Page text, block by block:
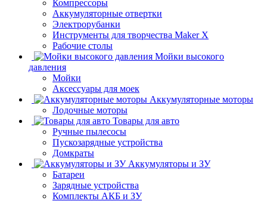
Компрессоры
Аккумуляторные отвертки
Электрорубанки
Инструменты для творчества Maker X
Рабочие столы
Мойки высокого
давления
Мойки
Аксессуары для моек
Аккумуляторные моторы
Лодочные моторы
Товары для авто
Ручные пылесосы
Пускозарядные устройства
Домкраты
Аккумуляторы и ЗУ
Батареи
Зарядные устройства
Комплекты АКБ и ЗУ